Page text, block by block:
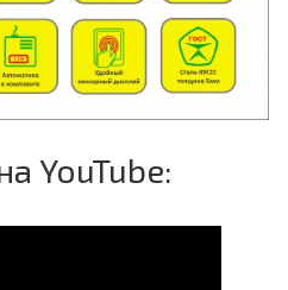
YouTube: